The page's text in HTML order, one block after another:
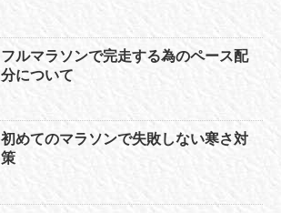
フルマラソンで完走する為のペース配
分について
初めてのマラソンで失敗しない寒さ対
策